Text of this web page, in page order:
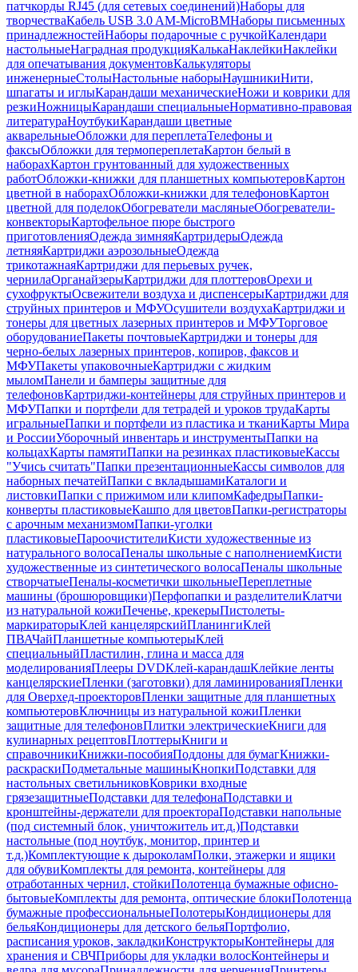
патчкорды RJ45 (для сетевых соединений)Наборы для
творчестваКабель USB 3.0 AM-MicroBMНаборы письменных
принадлежностейНаборы подарочные с ручкойКалендари
настольныеНаградная продукцияКалькаНаклейкиНаклейки
для опечатывания документовКалькуляторы
инженерныеСтолыНастольные наборыНаушникиНити,
шпагаты и иглыКарандаши механическиеНожи и коврики для
резкиНожницыКарандаши специальныеНормативно-правовая
литератураНоутбукиКарандаши цветные
акварельныеОбложки для переплетаТелефоны и
факсыОбложки для термопереплетаКартон белый в
наборахКартон грунтованный для художественных
работОбложки-книжки для планшетных компьютеровКартон
цветной в наборахОбложки-книжки для телефоновКартон
цветной для поделокОбогреватели масляныеОбогреватели-
конвекторыКартофельное пюре быстрого
приготовленияОдежда зимняяКартридерыОдежда
летняяКартриджи аэрозольныеОдежда
трикотажнаяКартриджи для перьевых ручек,
чернилаОрганайзерыКартриджи для плоттеровОрехи и
сухофруктыОсвежители воздуха и диспенсерыКартриджи для
струйных принтеров и МФУОсушители воздухаКартриджи и
тонеры для цветных лазерных принтеров и МФУТорговое
оборудованиеПакеты почтовыеКартриджи и тонеры для
черно-белых лазерных принтеров, копиров, факсов и
МФУПакеты упаковочныеКартриджи с жидким
мыломПанели и бамперы защитные для
телефоновКартриджи-контейнеры для струйных принтеров и
МФУПапки и портфели для тетрадей и уроков трудаКарты
игральныеПапки и портфели из пластика и тканиКарты Мира
и РоссииУборочный инвентарь и инструментыПапки на
кольцахКарты памятиПапки на резинках пластиковыеКассы
"Учись считать"Папки презентационныеКассы символов для
наборных печатейПапки с вкладышамиКаталоги и
листовкиПапки с прижимом или клипомКафедрыПапки-
конверты пластиковыеКашпо для цветовПапки-регистраторы
с арочным механизмомПапки-уголки
пластиковыеПароочистителиКисти художественные из
натурального волосаПеналы школьные с наполнениемКисти
художественные из синтетического волосаПеналы школьные
створчатыеПеналы-косметички школьныеПереплетные
машины (брошюровщики)Перфопапки и разделителиКлатчи
из натуральной кожиПеченье, крекерыПистолеты-
маркираторыКлей канцелярскийПланингиКлей
ПВАЧайПланшетные компьютерыКлей
специальныйПластилин, глина и масса для
моделированияПлееры DVDКлей-карандашКлейкие ленты
канцелярскиеПленки (заготовки) для ламинированияПленки
для Оверхед-проекторовПленки защитные для планшетных
компьютеровКлючницы из натуральной кожиПленки
защитные для телефоновПлитки электрическиеКниги для
кулинарных рецептовПлоттерыКниги и
справочникиКнижки-пособияПоддоны для бумагКнижки-
раскраскиПодметальные машиныКнопкиПодставки для
настольных светильниковКоврики входные
грязезащитныеПодставки для телефонаПодставки и
кронштейны-держатели для проектораПодставки напольные
(под системный блок, уничтожитель ит.д.)Подставки
настольные (под ноутбук, монитор, принтер и
т.д.)Комплектующие к дыроколамПолки, этажерки и ящики
для обувиКомплекты для ремонта, контейнеры для
отработанных чернил, стойкиПолотенца бумажные офисно-
бытовыеКомплекты для ремонта, оптические блокиПолотенца
бумажные профессиональныеПолотерыКондиционеры для
бельяКондиционеры для детского бельяПортфолио,
расписания уроков, закладкиКонструкторыКонтейнеры для
хранения и СВЧПриборы для укладки волосКонтейнеры и